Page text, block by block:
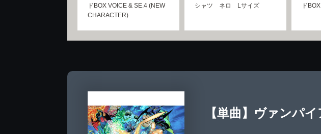
ドBOX VOICE & SE.4 (NEW
CHARACTER)
シャツ ネロ Lサイズ
ド
【単曲】ヴァンパ